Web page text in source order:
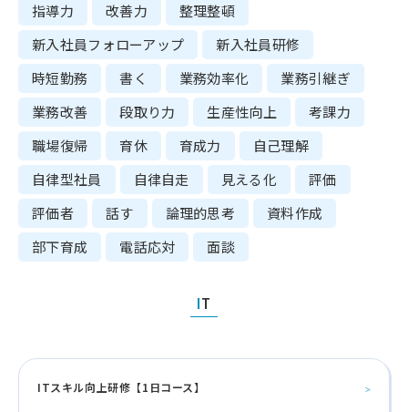
指導力
改善力
整理整頓
新入社員フォローアップ
新入社員研修
時短勤務
書く 業務効率化
業務引継ぎ
業務改善
段取り力 生産性向上
考課力
職場復帰
育休 育成力
自己理解
自律型社員
自律自走 見える化
評価
評価者
話す 論理的思考
資料作成
部下育成
電話応対 面談
IT
ITスキル向上研修【1日コース】